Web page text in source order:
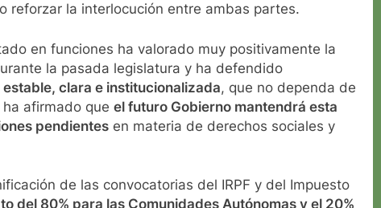
reforzar la interlocución entre ambas partes.
en funciones ha valorado muy positivamente la
la pasada legislatura y ha defendido
clara e institucionalizada, que no dependa de
afirmado que el futuro Gobierno mantendrá esta
pendientes en materia de derechos sociales y
de las convocatorias del IRPF y del Impuesto
del 80% para las Comunidades Autónomas y el 20%